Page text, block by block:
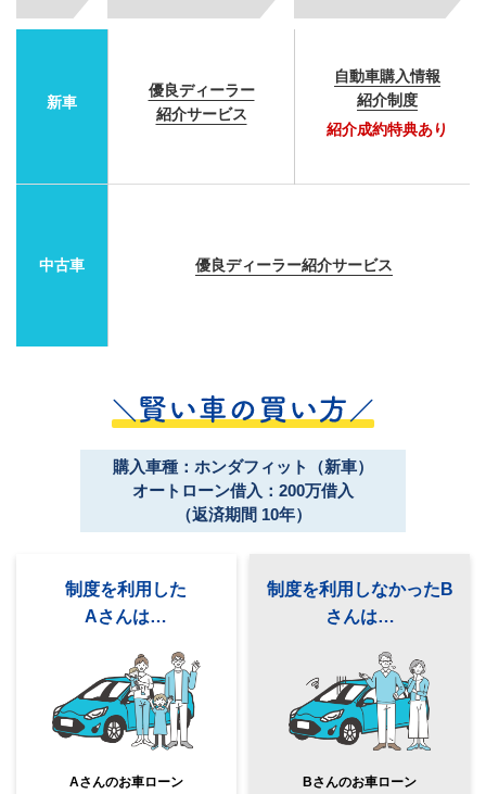
新車
優良ディーラー
紹介サービス
自動車購入情報
紹介制度
紹介成約特典あり
中古車 優良ディーラー紹介サービス
購入車種：ホンダフィット（新車）
オートローン借入：200万借入
（返済期間 10年）
制度を利用した
Aさんは…
Aさんのお車ローン
制度を利用しなかったB
さんは…
Bさんのお車ローン